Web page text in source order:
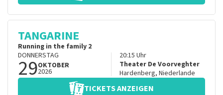
TANGARINE
Running in the family 2
DONNERSTAG
29OKTOBER
2026
20:15 Uhr
Theater De Voorveghter
Hardenberg, Niederlande
TICKETS ANZEIGEN